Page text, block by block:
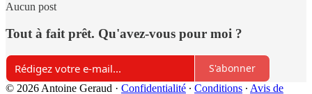
Aucun post
Tout à fait prêt. Qu'avez-vous pour moi ?
S'abonner
© 2026 Antoine Geraud · Confidentialité ∙ Conditions ∙ Avis de